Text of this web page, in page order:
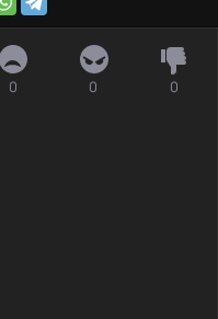
0 0 0